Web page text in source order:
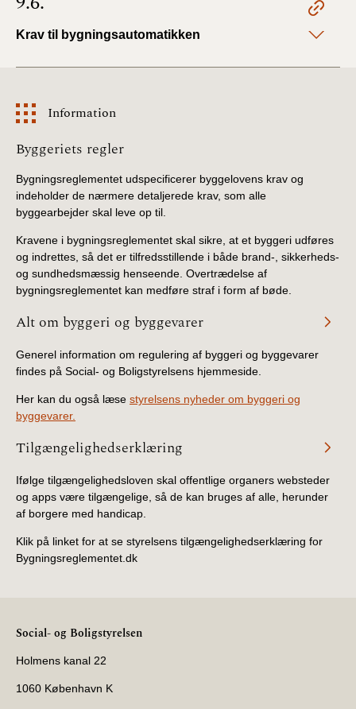
Krav til bygningsautomatikken
Information
Information
Byggeriets regler
Bygningsreglementet udspecificerer byggelovens krav og
indeholder de nærmere detaljerede krav, som alle
byggearbejder skal leve op til.
Kravene i bygningsreglementet skal sikre, at et byggeri udføres
og indrettes, så det er tilfredsstillende i både brand-, sikkerheds-
og sundhedsmæssig henseende. Overtrædelse af
bygningsreglementet kan medføre straf i form af bøde.
Alt om byggeri og byggevarer
Generel information om regulering af byggeri og byggevarer
findes på Social- og Boligstyrelsens hjemmeside.
Her kan du også læse styrelsens nyheder om byggeri og
byggevarer.
Tilgængelighedserklæring
Ifølge tilgængelighedsloven skal offentlige organers websteder
og apps være tilgængelige, så de kan bruges af alle, herunder
af borgere med handicap.
Klik på linket for at se styrelsens tilgængelighedserklæring for
Bygningsreglementet.dk
Social- og Boligstyrelsen
Holmens kanal 22
1060 København K